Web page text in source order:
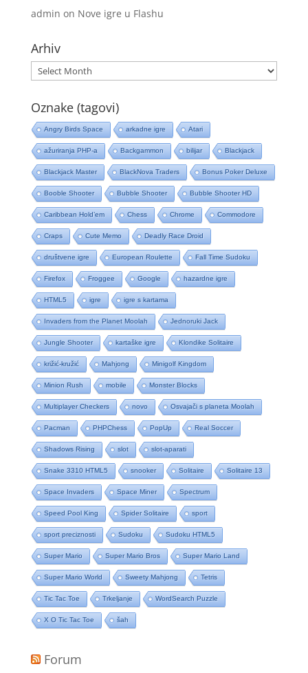
admin on Nove igre u Flashu
Arhiv
Arhiv
Oznake (tagovi)
Angry Birds Space arkadne igre Atari
ažuriranja PHP-a Backgammon bilijar Blackjack
Blackjack Master BlackNova Traders Bonus Poker Deluxe
Booble Shooter Bubble Shooter Bubble Shooter HD
Caribbean Hold’em Chess Chrome Commodore
Craps Cute Memo Deadly Race Droid
društvene igre European Roulette Fall Time Sudoku
Firefox Froggee Google hazardne igre
HTML5 igre igre s kartama
Invaders from the Planet Moolah Jednoruki Jack
Jungle Shooter kartaške igre Klondike Solitaire
križić-kružić Mahjong Minigolf Kingdom
Minion Rush mobile Monster Blocks
Multiplayer Checkers novo Osvajači s planeta Moolah
Pacman PHPChess PopUp Real Soccer
Shadows Rising slot slot-aparati
Snake 3310 HTML5 snooker Solitaire Solitaire 13
Space Invaders Space Miner Spectrum
Speed Pool King Spider Solitaire sport
sport preciznosti Sudoku Sudoku HTML5
Super Mario Super Mario Bros Super Mario Land
Super Mario World Sweety Mahjong Tetris
Tic Tac Toe Trkeljanje WordSearch Puzzle
X O Tic Tac Toe šah
Forum